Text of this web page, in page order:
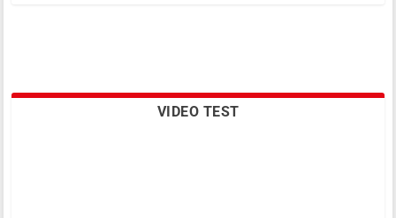
VIDEO TEST